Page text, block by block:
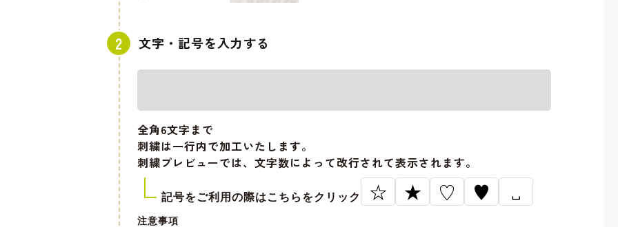
文字・記号を入力する
全角6文字 まで
刺繍は一行内で加工いたします。
刺繍プレビューでは、文字数によって改行されて表示されます。
記号をご利用の際はこちらをクリック ☆ ★ ♡ ♥ ␣
注意事項